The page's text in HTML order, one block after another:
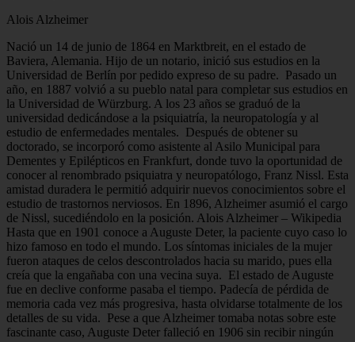
Alois Alzheimer
Nació un 14 de junio de 1864 en Marktbreit, en el estado de
Baviera, Alemania. Hijo de un notario, inició sus estudios en la
Universidad de Berlín por pedido expreso de su padre. Pasado un
año, en 1887 volvió a su pueblo natal para completar sus estudios en
la Universidad de Würzburg. A los 23 años se graduó de la
universidad dedicándose a la psiquiatría, la neuropatología y al
estudio de enfermedades mentales. Después de obtener su
doctorado, se incorporó como asistente al Asilo Municipal para
Dementes y Epilépticos en Frankfurt, donde tuvo la oportunidad de
conocer al renombrado psiquiatra y neuropatólogo, Franz Nissl. Esta
amistad duradera le permitió adquirir nuevos conocimientos sobre el
estudio de trastornos nerviosos. En 1896, Alzheimer asumió el cargo
de Nissl, sucediéndolo en la posición. Alois Alzheimer – Wikipedia
Hasta que en 1901 conoce a Auguste Deter, la paciente cuyo caso lo
hizo famoso en todo el mundo. Los síntomas iniciales de la mujer
fueron ataques de celos descontrolados hacia su marido, pues ella
creía que la engañaba con una vecina suya. El estado de Auguste
fue en declive conforme pasaba el tiempo. Padecía de pérdida de
memoria cada vez más progresiva, hasta olvidarse totalmente de los
detalles de su vida. Pese a que Alzheimer tomaba notas sobre este
fascinante caso, Auguste Deter falleció en 1906 sin recibir ningún